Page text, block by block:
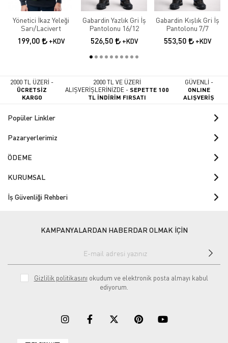
Yönetici İkaz Yeleği
Sarı/Lacivert
199,00 +KDV
Gabardin Yazlık Gri İş
Pantolonu 16/12
526,50 +KDV
Gabardin Kışlık Gri İş
Pantolonu 7/7
553,50 +KDV
2000 TL ÜZERİ -
ÜCRETSİZ
KARGO
2000 TL VE ÜZERİ
ALIŞVERİŞLERİNİZDE -SEPETTE 100
TL İNDİRİM FIRSATI
GÜVENLİ -
ONLINE
ALIŞVERİŞ
Popüler Linkler
Pazaryerlerimiz
ÖDEME
KURUMSAL
İş Güvenliği Rehberi
KAMPANYALARDAN HABERDAR OLMAK İÇİN
Gizlilik politikasını okudum ve elektronik posta almayı kabul
ediyorum.